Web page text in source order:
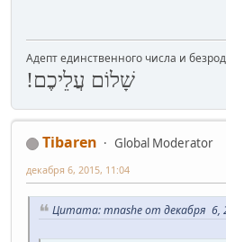
Адепт единственного числа и
שָׁלוֹם עֲלֵיכֶם!
Tibaren
Global Moderator
декабря 6, 2015, 11:04
Цитата: mnashe от декабря 6,